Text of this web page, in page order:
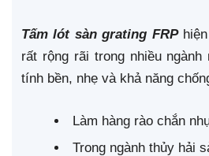
Tấm lót sàn grating FRPhiện
rất rộng rãi trong nhiều ngành
tính bền, nhẹ và khả năng
Làm hàng rào chắn
Trong ngành thủy hải